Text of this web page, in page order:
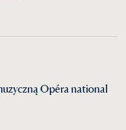
Opéra national